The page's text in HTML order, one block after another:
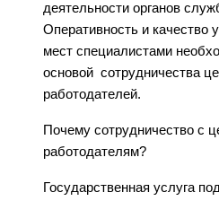
деятельности органов
Оперативность и качество
мест специалистами
основой сотрудничества
работодателей.
Почему сотрудничество с
работодателям?
Государственная услуга